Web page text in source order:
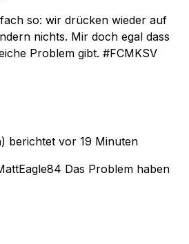
so: wir drücken wieder auf
nichts. Mir doch egal dass
Problem gibt. #FCMKSV
berichtet vor 19 Minuten
Das Problem haben